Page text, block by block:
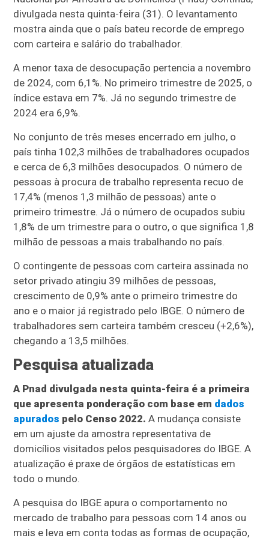
divulgada nesta quinta-feira (31). O levantamento
mostra ainda que o país bateu recorde de emprego
com carteira e salário do trabalhador.
A menor taxa de desocupação pertencia a novembro
de 2024, com 6,1%. No primeiro trimestre de 2025, o
índice estava em 7%. Já no segundo trimestre de
2024 era 6,9%.
No conjunto de três meses encerrado em julho, o
país tinha 102,3 milhões de trabalhadores ocupados
e cerca de 6,3 milhões desocupados. O número de
pessoas à procura de trabalho representa recuo de
17,4% (menos 1,3 milhão de pessoas) ante o
primeiro trimestre. Já o número de ocupados subiu
1,8% de um trimestre para o outro, o que significa 1,8
milhão de pessoas a mais trabalhando no país.
O contingente de pessoas com carteira assinada no
setor privado atingiu 39 milhões de pessoas,
crescimento de 0,9% ante o primeiro trimestre do
ano e o maior já registrado pelo IBGE. O número de
trabalhadores sem carteira também cresceu (+2,6%),
chegando a 13,5 milhões.
Pesquisa atualizada
A Pnad divulgada nesta quinta-feira é a primeira
que apresenta ponderação com base em dados
apurados pelo Censo 2022. A mudança consiste
em um ajuste da amostra representativa de
domicílios visitados pelos pesquisadores do IBGE. A
atualização é praxe de órgãos de estatísticas em
todo o mundo.
A pesquisa do IBGE apura o comportamento no
mercado de trabalho para pessoas com 14 anos ou
mais e leva em conta todas as formas de ocupação,